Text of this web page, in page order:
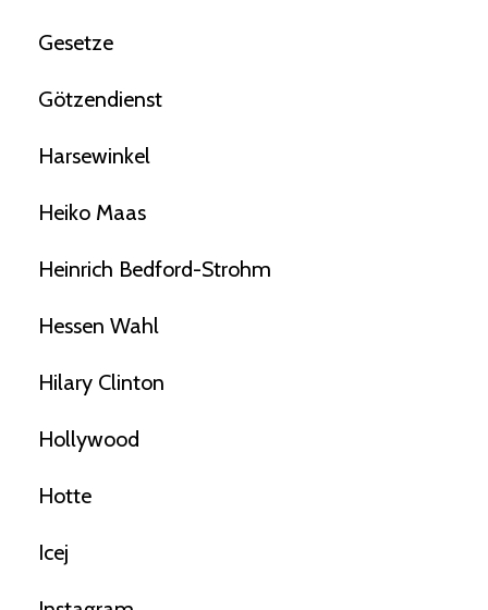
Gesetze
Götzendienst
Harsewinkel
Heiko Maas
Heinrich Bedford-Strohm
Hessen Wahl
Hilary Clinton
Hollywood
Hotte
Icej